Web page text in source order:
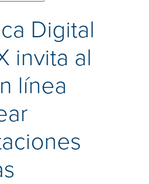
Digital
invita al
línea